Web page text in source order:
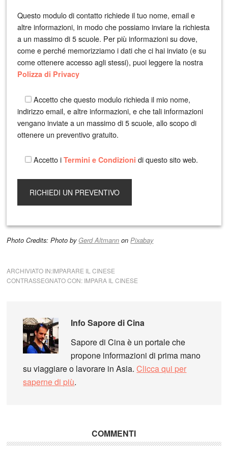
Questo modulo di contatto richiede il tuo nome, email e
altre informazioni, in modo che possiamo inviare la richiesta
a un massimo di 5 scuole. Per più informazioni su dove,
come e perché memorizziamo i dati che ci hai inviato (e su
come ottenere accesso agli stessi), puoi leggere la nostra
Polizza di Privacy
Accetto che questo modulo richieda il mio nome,
indirizzo email, e altre informazioni, e che tali informazioni
vengano inviate a un massimo di 5 scuole, allo scopo di
ottenere un preventivo gratuito.
Accetto i Termini e Condizioni di questo sito web.
Photo Credits: Photo byGerd Altmann onPixabay
ARCHIVIATO IN:IMPARARE IL CINESE
CONTRASSEGNATO CON: IMPARA IL CINESE
InfoSapore di Cina
Sapore di Cina è un portale che
propone informazioni di prima mano
su viaggiare o lavorare in Asia.Clicca qui per
saperne di più.
COMMENTI